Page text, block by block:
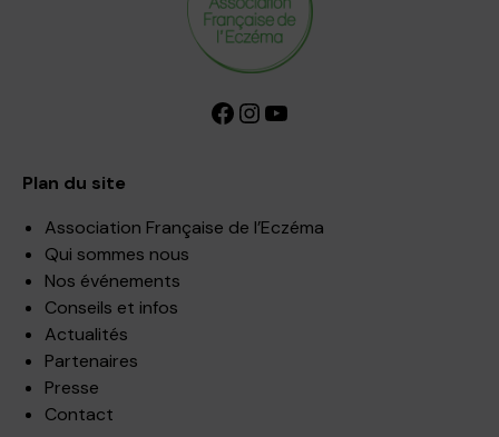
Facebook InstagramYouTube
Plan du site
Association Française de l’Eczéma
Qui sommes nous
Nos événements
Conseils et infos
Actualités
Partenaires
Presse
Contact